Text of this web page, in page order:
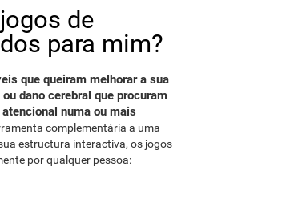
de
para mim?
que queiram melhorar a sua
dano cerebral que procuram
numa ou mais
complementária a uma
estructura interactiva, os jogos
por qualquer pessoa: